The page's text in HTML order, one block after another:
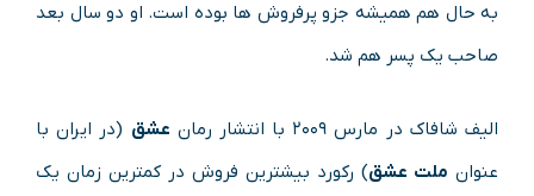
به حال هم همیشه جزو پرفروش ها بوده است. او دو سال بعد
صاحب یک پسر هم شد.
الیف شافاک در مارس ۲۰۰۹ با انتشار رمان عشق (در ایران با
عنوان ملت عشق) رکورد بیشترین فروش در کمترین زمان یک